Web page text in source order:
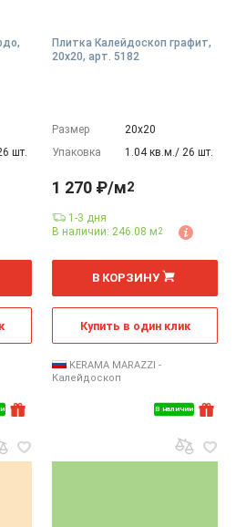
шт.
Плитка Калейдоскоп графит,
20x20, арт. 5182
Размер
20х20
Упаковка
1.04 кв.м./ 26 шт.
В наличии
1 270 ₽/м2
1-3 дня
В наличии: 246.08 м2
м
В КОРЗИНУ
Купить в один клик
KERAMA MARAZZI -
Калейдоскоп